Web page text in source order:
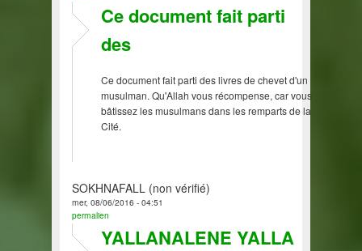
Ce document fait parti
des
Ce document fait parti des livres de chevet d'un
musulman. Qu'Allah vous récompense, car vous
bâtissez les musulmans dans les remparts de la
Cité.
SOKHNAFALL (non vérifié)
mer, 08/06/2016 - 04:51
permalien
YALLANALENE YALLA